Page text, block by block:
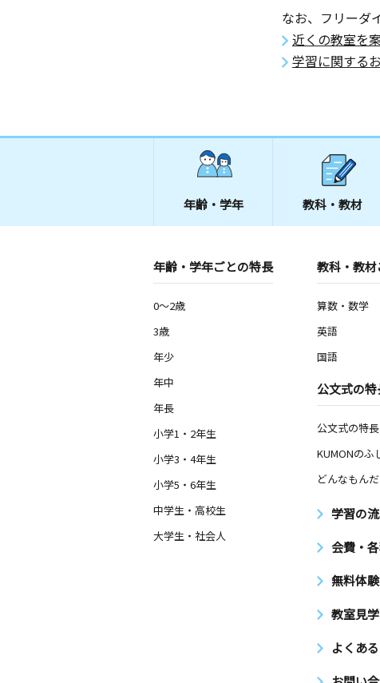
手広教室
水 木 金 土 日
金 土
神奈川県藤沢市本鵠沼２丁目１０－１８
ル鵠沼１０２号室
なお、フリーダ
近くの教室を
学習に関する
年齢・学年 教科・教材
年齢・学年ごとの特長
0～2歳
3歳
年少
年中
年長
小学1・2年生
小学3・4年生
小学5・6年生
中学生・高校生
大学生・社会人
教科・教
算数・数学
英語
国語
公文式の特
公文式の特長
KUMONのふ
どんなもん
学習の
会費・
無料体
教室見学
よくあ